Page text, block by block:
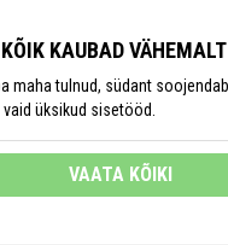
KAUBAD
maha tulnud, südant
üksikud sisetööd.
VAATA KÕIKI